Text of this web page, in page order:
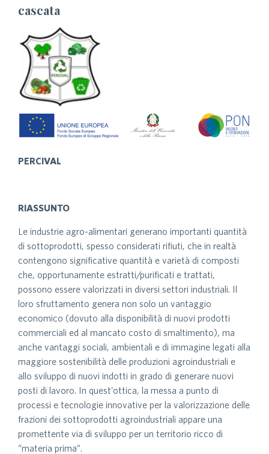
cascata
PERCIVAL
RIASSUNTO
Le industrie agro-alimentari generano importanti quantità
di sottoprodotti, spesso considerati rifiuti, che in realtà
contengono significative quantità e varietà di composti
che, opportunamente estratti/purificati e trattati,
possono essere valorizzati in diversi settori industriali. Il
loro sfruttamento genera non solo un vantaggio
economico (dovuto alla disponibilità di nuovi prodotti
commerciali ed al mancato costo di smaltimento), ma
anche vantaggi sociali, ambientali e di immagine legati alla
maggiore sostenibilità delle produzioni agroindustriali e
allo sviluppo di nuovi indotti in grado di generare nuovi
posti di lavoro. In quest’ottica, la messa a punto di
processi e tecnologie innovative per la valorizzazione delle
frazioni dei sottoprodotti agroindustriali appare una
promettente via di sviluppo per un territorio ricco di
“materia prima”.